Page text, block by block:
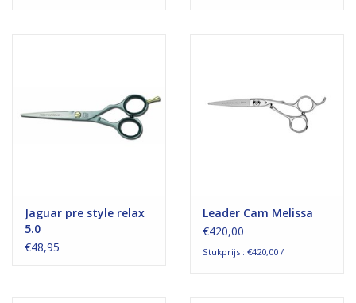
Jaguar pre style relax
5.0
€48,95
Leader Cam Melissa
€420,00
Stukprijs : €420,00 /